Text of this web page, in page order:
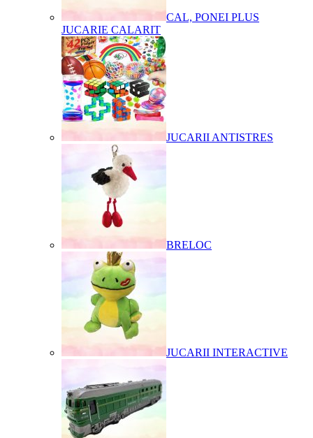
CAL, PONEI PLUS
JUCARIE CALARIT
JUCARII ANTISTRES
BRELOC
JUCARII INTERACTIVE